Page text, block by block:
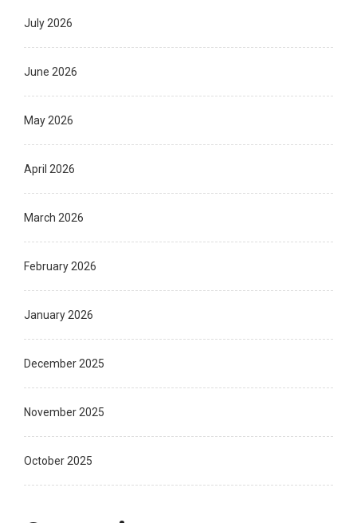
July 2026
June 2026
May 2026
April 2026
March 2026
February 2026
January 2026
December 2025
November 2025
October 2025